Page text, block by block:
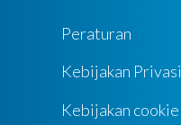
Peraturan
Kebijakan Privasi
Kebijakan cookie